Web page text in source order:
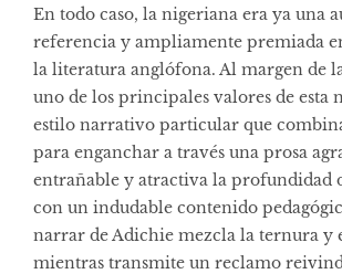
En todo caso, la nigeriana era ya una
referencia y ampliamente premiada
la literatura anglófona. Al margen de
uno de los principales valores de esta
estilo narrativo particular que
para enganchar a través una prosa
entrañable y atractiva la profundidad
con un indudable contenido
narrar de Adichie mezcla la ternura y
mientras transmite un reclamo